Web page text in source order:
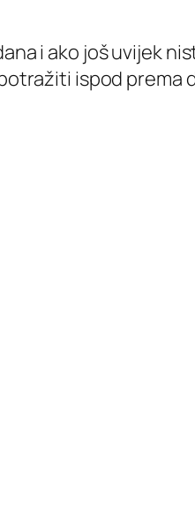
i ako još uvijek
ispod prema